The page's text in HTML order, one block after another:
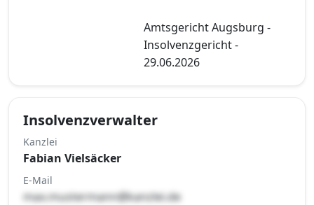
Amtsgericht Augsburg -
Insolvenzgericht -
29.06.2026
Insolvenzverwalter
Kanzlei
Fabian Vielsäcker
E-Mail
max.mustermann@kanzlei.de